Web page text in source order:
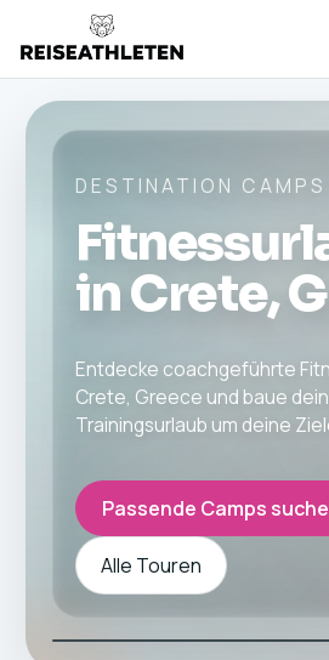
DESTINATION CAMPS
in Crete,
Entdecke coachgeführte
Crete, Greece und baue
Trainingsurlaub um deine
Passende Camps
Alle Touren